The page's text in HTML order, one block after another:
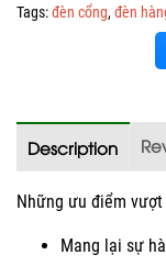
Tags:đèn cổng, đèn
Description
Những ưu điểm
Mang lại sự